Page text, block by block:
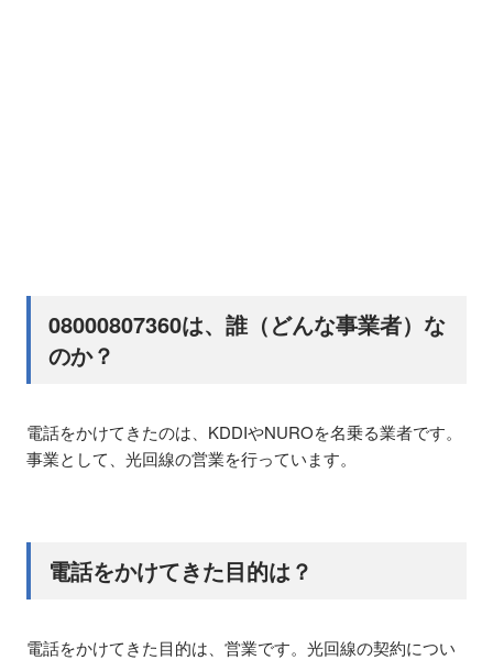
08000807360は、誰（どんな事業者）な
のか？
電話をかけてきたのは、KDDIやNUROを名乗る業者です。
事業として、光回線の営業を行っています。
電話をかけてきた目的は？
電話をかけてきた目的は、営業です。光回線の契約につい